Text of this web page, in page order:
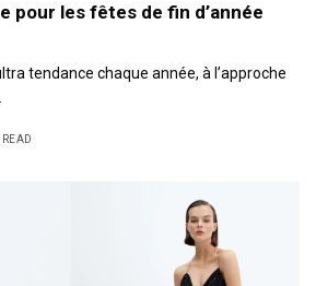
pour les fêtes de fin d’année
tendance chaque année, à l’approche